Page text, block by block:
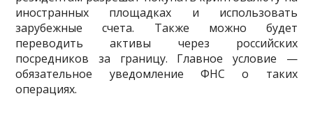
иностранных площадках и использовать
зарубежные счета. Также можно будет
переводить активы через российских
посредников за границу. Главное условие —
обязательное уведомление ФНС о таких
операциях.